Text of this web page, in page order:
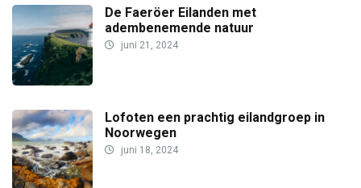
De Faeröer Eilanden met
adembenemende natuur
juni 21, 2024
Lofoten een prachtig eilandgroep in
Noorwegen
juni 18, 2024